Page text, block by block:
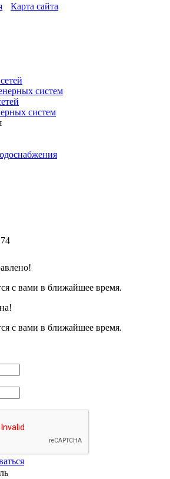
Карта сайта
систем
систем
с вами в ближайшее время.
с вами в ближайшее время.